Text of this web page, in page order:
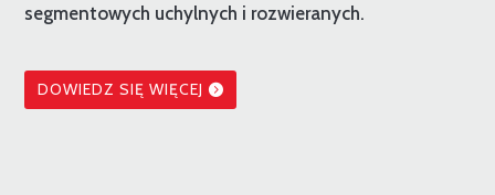
segmentowych uchylnych i rozwieranych.
DOWIEDZ SIĘ WIĘCEJ